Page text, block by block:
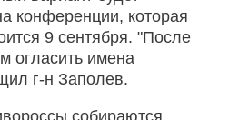
конференции, которая
9 сентября. "После
огласить имена
г-н Заполев.
собираются